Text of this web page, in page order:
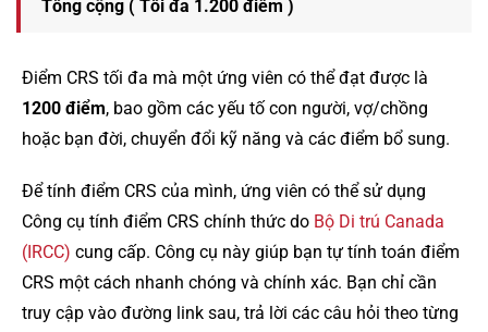
Tổng cộng ( Tối đa 1.200 điểm )
Điểm CRS tối đa mà một ứng viên có thể đạt được là
1200 điểm, bao gồm các yếu tố con người, vợ/chồng
hoặc bạn đời, chuyển đổi kỹ năng và các điểm bổ sung.
Để tính điểm CRS của mình, ứng viên có thể sử dụng
Công cụ tính điểm CRS chính thức do Bộ Di trú Canada
(IRCC) cung cấp. Công cụ này giúp bạn tự tính toán điểm
CRS một cách nhanh chóng và chính xác. Bạn chỉ cần
truy cập vào đường link sau, trả lời các câu hỏi theo từng